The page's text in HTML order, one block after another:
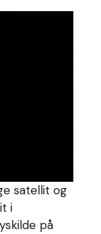
satellit og
i
på